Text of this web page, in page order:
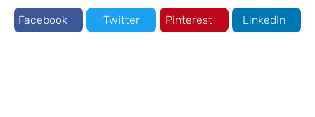
Facebook Twitter Pinterest LinkedIn